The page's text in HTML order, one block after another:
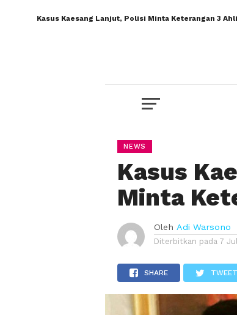
Kasus Kaesang Lanjut, Polisi Minta Keterangan 3 Ahli
NEWS
Kasus
Minta
Oleh Adi Warsono
Diterbitkan pada 7
SHARE TWEET